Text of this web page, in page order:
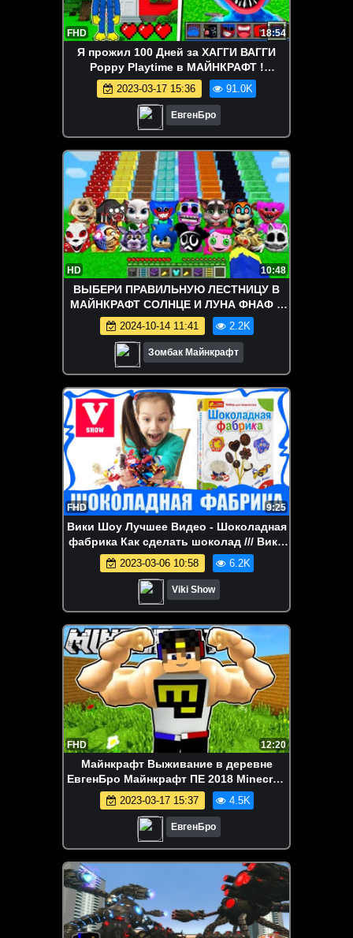
FHD 18:54
Я прожил 100 Дней за ХАГГИ ВАГГИ
Poppy Playtime в МАЙНКРАФТ !
ДЕВУШКА ВИДЕО ТРОЛЛИНГ
MINECRAFT
2023-03-17 15:36 91.0K
ЕвгенБро
HD 10:48
ВЫБЕРИ ПРАВИЛЬНУЮ ЛЕСТНИЦУ В
МАЙНКРАФТ СОЛНЦЕ И ЛУНА ФНАФ 9
ХАГГИ ВАГГИ
2024-10-14 11:41 2.2K
Зомбак Майнкрафт
FHD 9:25
Вики Шоу Лучшее Видео - Шоколадная
фабрика Как сделать шоколад /// Вики
Шоу
2023-03-06 10:58 6.2K
Viki Show
FHD 12:20
Майнкрафт Выживание в деревне
ЕвгенБро Майнкрафт ПЕ 2018 Minecraft
PE
2023-03-17 15:37 4.5K
ЕвгенБро